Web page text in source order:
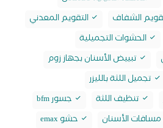
الشفاف
التقويم المعدني
الحشوات التجميلية
تبييض الأسنان بجهاز زوم
تجميل اللثة بالليزر
تنظيف اللثة
جسور bfm
الأسنان
حشو emax